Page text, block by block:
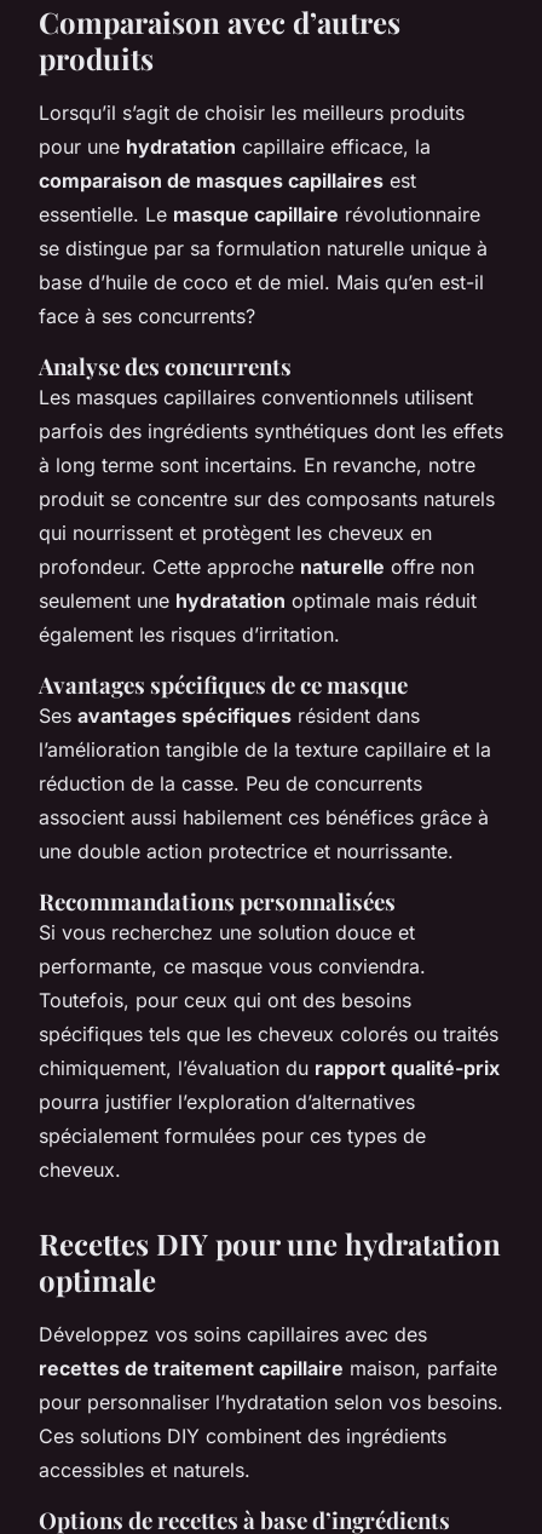
Comparaison avec d’autres
produits
Lorsqu’il s’agit de choisir les meilleurs produits
pour une hydratation capillaire efficace, la
comparaison de masques capillaires est
essentielle. Le masque capillaire révolutionnaire
se distingue par sa formulation naturelle unique à
base d’huile de coco et de miel. Mais qu’en est-il
face à ses concurrents?
Analyse des concurrents
Les masques capillaires conventionnels utilisent
parfois des ingrédients synthétiques dont les effets
à long terme sont incertains. En revanche, notre
produit se concentre sur des composants naturels
qui nourrissent et protègent les cheveux en
profondeur. Cette approche naturelle offre non
seulement une hydratation optimale mais réduit
également les risques d’irritation.
Avantages spécifiques de ce masque
Ses avantages spécifiques résident dans
l’amélioration tangible de la texture capillaire et la
réduction de la casse. Peu de concurrents
associent aussi habilement ces bénéfices grâce à
une double action protectrice et nourrissante.
Recommandations personnalisées
Si vous recherchez une solution douce et
performante, ce masque vous conviendra.
Toutefois, pour ceux qui ont des besoins
spécifiques tels que les cheveux colorés ou traités
chimiquement, l’évaluation du rapport qualité-prix
pourra justifier l’exploration d’alternatives
spécialement formulées pour ces types de
cheveux.
Recettes DIY pour une hydratation
optimale
Développez vos soins capillaires avec des
recettes de traitement capillaire maison, parfaite
pour personnaliser l’hydratation selon vos besoins.
Ces solutions DIY combinent des ingrédients
accessibles et naturels.
Options de recettes à base d’ingrédients